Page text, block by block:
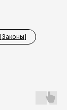
[Законы]